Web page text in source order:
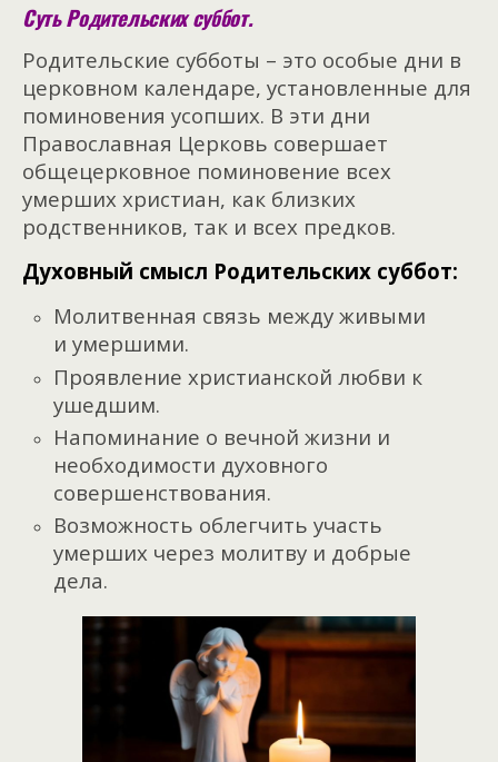
Суть Родительских суббот.
Родительские субботы – это особые дни в
церковном календаре, установленные для
поминовения усопших. В эти дни
Православная Церковь совершает
общецерковное поминовение всех
умерших христиан, как близких
родственников, так и всех предков.
Духовный смысл Родительских суббот:
Молитвенная связь между живыми
и умершими.
Проявление христианской любви к
ушедшим.
Напоминание о вечной жизни и
необходимости духовного
совершенствования.
Возможность облегчить участь
умерших через молитву и добрые
дела.